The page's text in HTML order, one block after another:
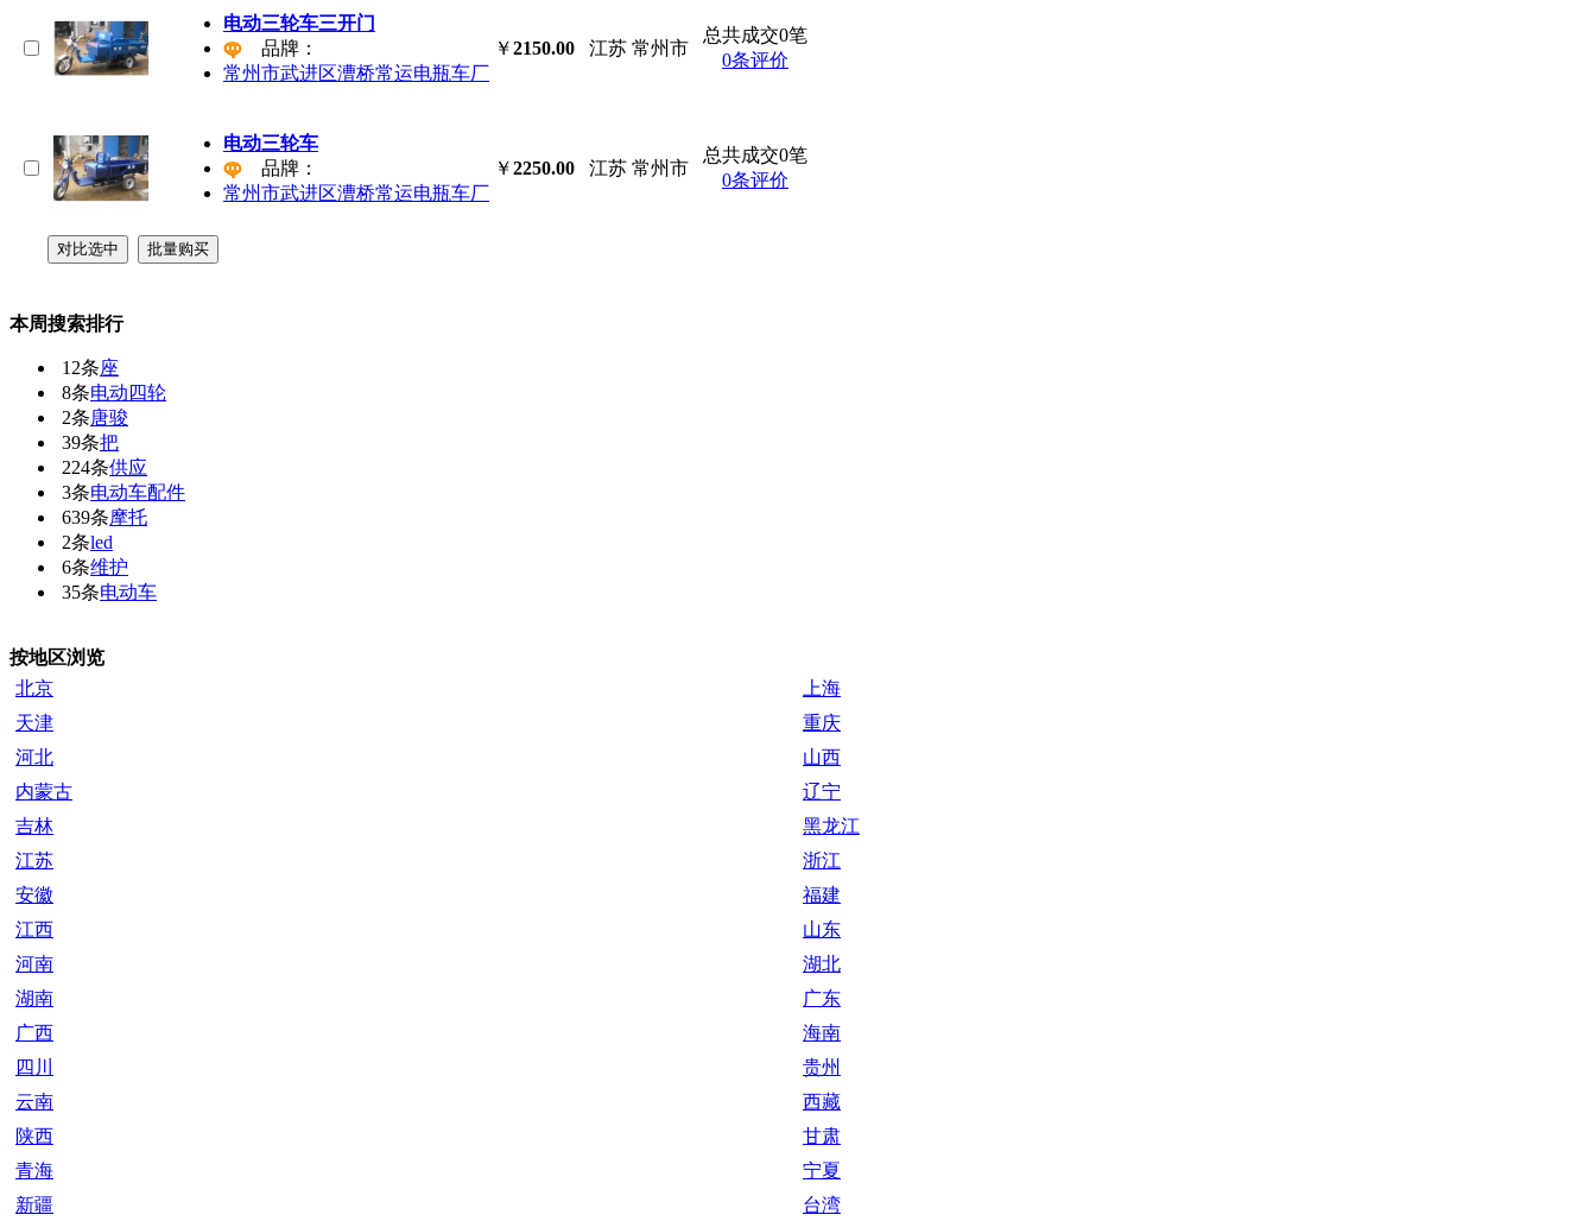
电动三轮车三开门
品牌：
常州市武进区漕桥常运电瓶车厂
￥2150.00 江苏 常州市
总共成交0笔
0条评价
电动三轮车
品牌：
常州市武进区漕桥常运电瓶车厂
￥2250.00 江苏 常州市
总共成交0笔
0条评价
本周搜索排行
12条座
8条电动四轮
2条唐骏
39条把
224条供应
3条电动车配件
639条摩托
2条led
6条维护
35条电动车
按地区浏览
北京
上海
天津
重庆
河北
山西
内蒙古
辽宁
吉林
黑龙江
江苏
浙江
安徽
福建
江西
山东
河南
湖北
湖南
广东
广西
海南
四川
贵州
云南
西藏
陕西
甘肃
青海
宁夏
新疆
台湾